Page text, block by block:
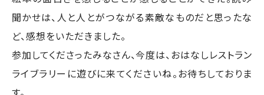
聞かせは、人と人とがつながる素敵なものだと思ったな
ど、感想をいただきました。
参加してくださったみなさん、今度は、おはなしレストラン
ライブラリーに遊びに来てくださいね。お待ちしておりま
す。